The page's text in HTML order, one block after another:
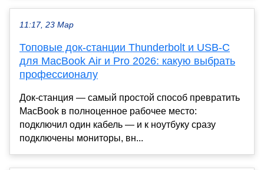
11:17, 23 Мар
Топовые док-станции Thunderbolt и USB-C
для MacBook Air и Pro 2026: какую выбрать
профессионалу
Док-станция — самый простой способ превратить
MacBook в полноценное рабочее место:
подключил один кабель — и к ноутбуку сразу
подключены мониторы, вн...